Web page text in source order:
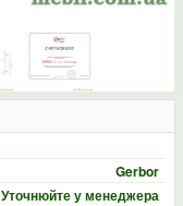
Gerbor
Уточнюйте у менеджера